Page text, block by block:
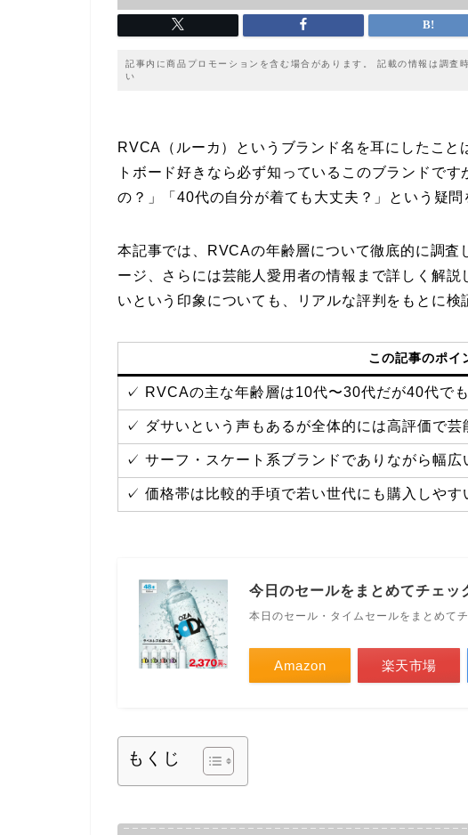
記事内に商品プロモーションを含む場合があります。 記載の情報は調査
い
RVCA（ルーカ）というブランド名を耳にしたこ
トボード好きなら必ず知っているこのブランドで
の？」「40代の自分が着ても大丈夫？」という疑問
本記事では、RVCAの年齢層について徹底的に調査
ージ、さらには芸能人愛用者の情報まで詳しく解
いという印象についても、リアルな評判をもとに検
この記事のポイ
✓ RVCAの主な年齢層は10代〜30代だが40代で
✓ ダサいという声もあるが全体的には高評価で芸
✓ サーフ・スケート系ブランドでありながら幅広
✓ 価格帯は比較的手頃で若い世代にも購入しやす
今日のセールをまとめてチェッ
本日のセール・タイムセールをまとめて
Amazon 楽天市場
もくじ